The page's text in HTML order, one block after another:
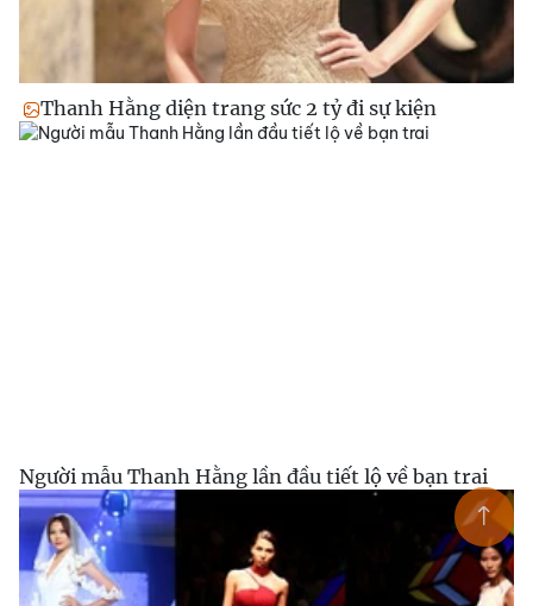
Thanh Hằng diện trang sức 2 tỷ đi sự kiện
Người mẫu Thanh Hằng lần đầu tiết lộ về bạn trai